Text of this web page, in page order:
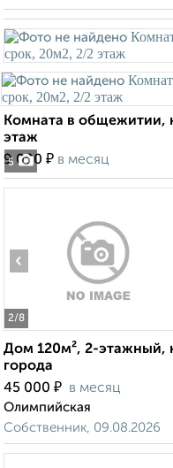
5
Комната в общежитии,
этаж
9 000 ₽ в месяц
2/8
‹
Дом 120м², 2-этажный,
города
45 000 ₽ в месяц
Олимпийская
Собственник, 09.08.2026